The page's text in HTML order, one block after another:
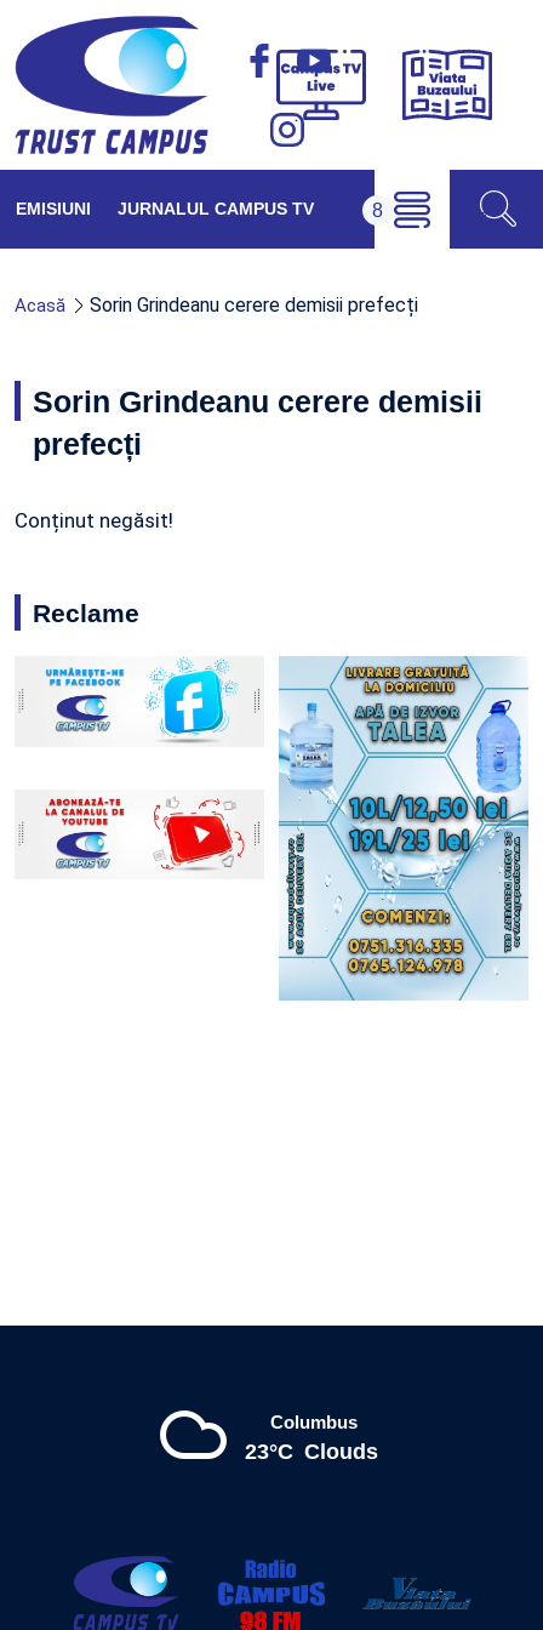
Campus
Viața
EMISIUNI JURNALUL CAMPUS TV
Acasă Sorin Grindeanu cerere demisii prefecți
Sorin Grindeanu cerere demisii
prefecți
Conținut negăsit!
Reclame
Columbus
23°C Clouds